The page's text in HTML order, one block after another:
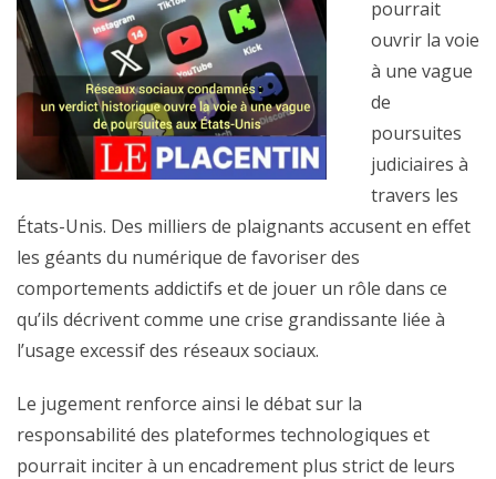
pourrait
ouvrir la voie
à une vague
de
poursuites
judiciaires à
travers les
États-Unis. Des milliers de plaignants accusent en effet
les géants du numérique de favoriser des
comportements addictifs et de jouer un rôle dans ce
qu’ils décrivent comme une crise grandissante liée à
l’usage excessif des réseaux sociaux.
Le jugement renforce ainsi le débat sur la
responsabilité des plateformes technologiques et
pourrait inciter à un encadrement plus strict de leurs